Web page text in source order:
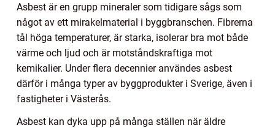
Asbest är en grupp mineraler som tidigare sågs som
något av ett mirakelmaterial i byggbranschen. Fibrerna
tål höga temperaturer, är starka, isolerar bra mot både
värme och ljud och är motståndskraftiga mot
kemikalier. Under flera decennier användes asbest
därför i många typer av byggprodukter i Sverige, även i
fastigheter i Västerås.
Asbest kan dyka upp på många ställen när äldre